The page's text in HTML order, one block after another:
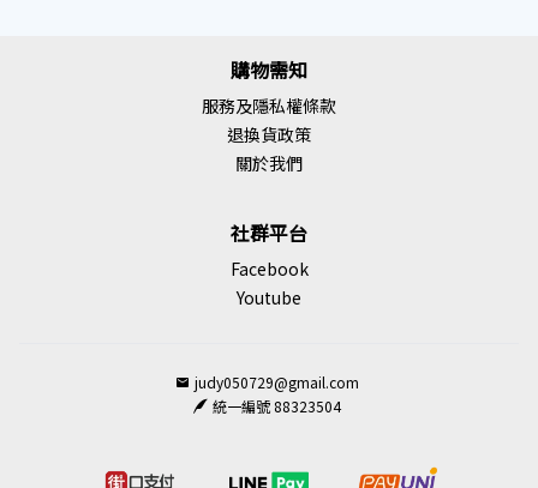
購物需知
服務及隱私權條款
退換貨政策
關於我們
社群平台
Facebook
Youtube
judy050729@gmail.com
統一編號 88323504